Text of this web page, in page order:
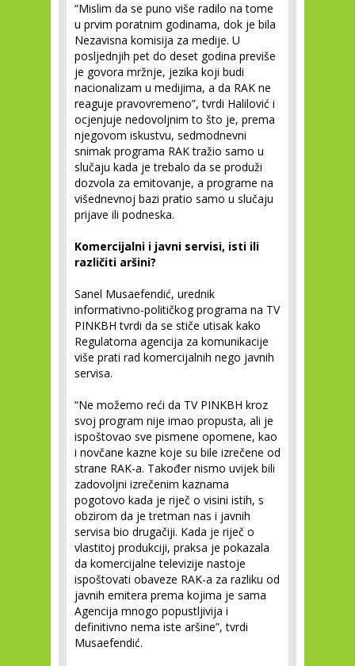
“Mislim da se puno više radilo na tome
u prvim poratnim godinama, dok je bila
Nezavisna komisija za medije. U
posljednjih pet do deset godina previše
je govora mržnje, jezika koji budi
nacionalizam u medijima, a da RAK ne
reaguje pravovremeno”, tvrdi Halilović i
ocjenjuje nedovoljnim to što je, prema
njegovom iskustvu, sedmodnevni
snimak programa RAK tražio samo u
slučaju kada je trebalo da se produži
dozvola za emitovanje, a programe na
višednevnoj bazi pratio samo u slučaju
prijave ili podneska.
Komercijalni i javni servisi, isti ili
različiti aršini?
Sanel Musaefendić, urednik
informativno-političkog programa na TV
PINKBH tvrdi da se stiče utisak kako
Regulatorna agencija za komunikacije
više prati rad komercijalnih nego javnih
servisa.
“Ne možemo reći da TV PINKBH kroz
svoj program nije imao propusta, ali je
ispoštovao sve pismene opomene, kao
i novčane kazne koje su bile izrečene od
strane RAK-a. Također nismo uvijek bili
zadovoljni izrečenim kaznama
pogotovo kada je riječ o visini istih, s
obzirom da je tretman nas i javnih
servisa bio drugačiji. Kada je riječ o
vlastitoj produkciji, praksa je pokazala
da komercijalne televizije nastoje
ispoštovati obaveze RAK-a za razliku od
javnih emitera prema kojima je sama
Agencija mnogo popustljivija i
definitivno nema iste aršine”, tvrdi
Musaefendić.